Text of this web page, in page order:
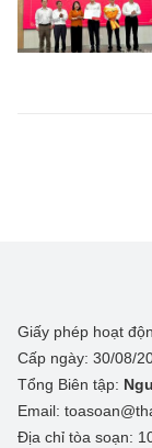
Giấy phép hoạt
Cấp ngày: 30/08/
Tổng Biên tập:
Email:
Địa chỉ tòa soạn: